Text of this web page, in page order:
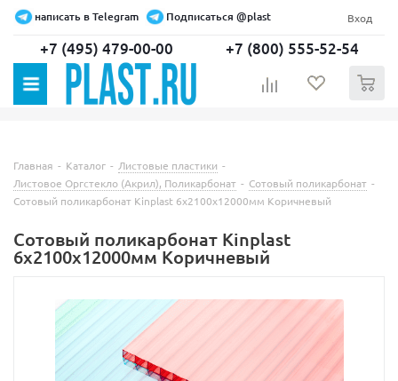
написать в Telegram Подписаться @plast Вход
+7 (495) 479-00-00 +7 (800) 555-52-54
Главная - Каталог - Листовые пластики -
Листовое Оргстекло (Акрил), Поликарбонат - Сотовый поликарбонат -
Сотовый поликарбонат Kinplast 6х2100х12000мм Коричневый
Сотовый поликарбонат Kinplast
6х2100х12000мм Коричневый